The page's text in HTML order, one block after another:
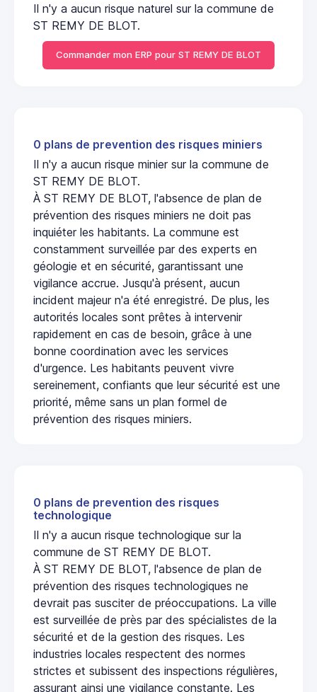
Il n'y a aucun risque naturel sur la commune de
ST REMY DE BLOT.
Commander mon ERP pour ST REMY DE BLOT
0 plans de prevention des risques miniers
Il n'y a aucun risque minier sur la commune de
ST REMY DE BLOT.
À ST REMY DE BLOT, l'absence de plan de
prévention des risques miniers ne doit pas
inquiéter les habitants. La commune est
constamment surveillée par des experts en
géologie et en sécurité, garantissant une
vigilance accrue. Jusqu'à présent, aucun
incident majeur n'a été enregistré. De plus, les
autorités locales sont prêtes à intervenir
rapidement en cas de besoin, grâce à une
bonne coordination avec les services
d'urgence. Les habitants peuvent vivre
sereinement, confiants que leur sécurité est une
priorité, même sans un plan formel de
prévention des risques miniers.
0 plans de prevention des risques
technologique
Il n'y a aucun risque technologique sur la
commune de ST REMY DE BLOT.
À ST REMY DE BLOT, l'absence de plan de
prévention des risques technologiques ne
devrait pas susciter de préoccupations. La ville
est surveillée de près par des spécialistes de la
sécurité et de la gestion des risques. Les
industries locales respectent des normes
strictes et subissent des inspections régulières,
assurant ainsi une vigilance constante. Les